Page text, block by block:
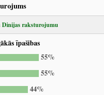
Dinijas raksturojumu
īpašibas
55%
55%
44%